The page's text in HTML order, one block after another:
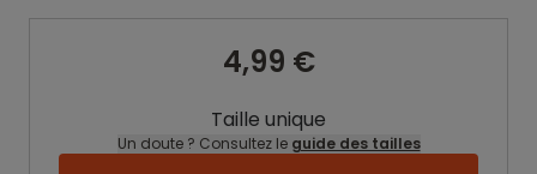
4,99 €
Taille unique
Un doute ? Consultez le guide des tailles